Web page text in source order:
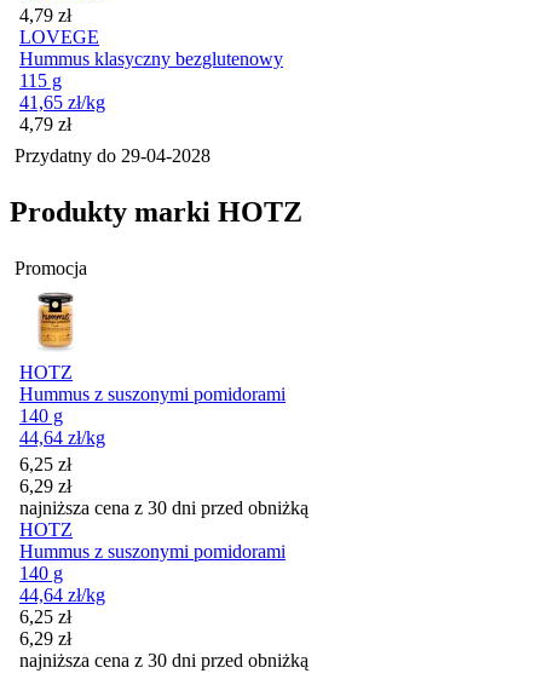
Cena
4,79 zł
LOVEGE
Hummus klasyczny bezglutenowy
115 g
41,65 zł/kg
Cena
4,79 zł
Przydatny do 29-04-2028
Produkty marki HOTZ
Promocja
HOTZ
Hummus z suszonymi pomidorami
140 g
44,64 zł/kg
Cena promocyjna
6,25 zł
6,29 zł
najniższa cena z 30 dni przed obniżką
HOTZ
Hummus z suszonymi pomidorami
140 g
44,64 zł/kg
Cena promocyjna
6,25 zł
6,29 zł
najniższa cena z 30 dni przed obniżką